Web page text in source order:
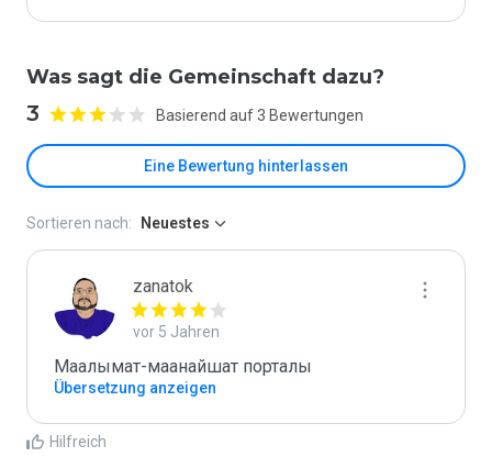
Was sagt die Gemeinschaft dazu?
3 Basierend auf 3 Bewertungen
Eine Bewertung hinterlassen
Sortieren nach: Neuestes
zanatok
vor 5 Jahren
Маалымат-маанайшат порталы
Übersetzung anzeigen
Hilfreich